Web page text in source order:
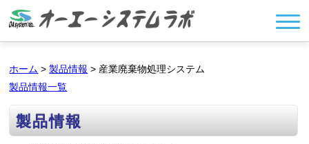
ホーム >製品情報 > 産業廃棄物処理システム
製品情報一覧
製品情報